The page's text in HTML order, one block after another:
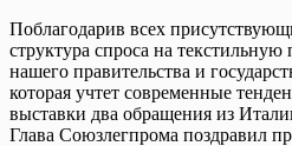
Поблагодарив всех
структура спроса на
нашего правительства и
которая учтет современные
выставки два обращения из
Глава Союзлегпрома поздравил